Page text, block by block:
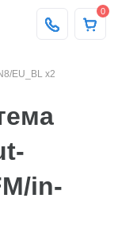
0
EU_BL x2
in-